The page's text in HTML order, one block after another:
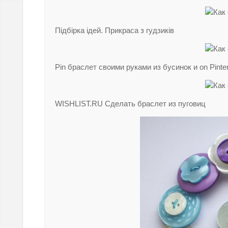
Підбірка ідей. Прикраса з гудзиків
Pin браслет своими руками из бусинок и on
WISHLIST.RU Сделать браслет из пуговиц